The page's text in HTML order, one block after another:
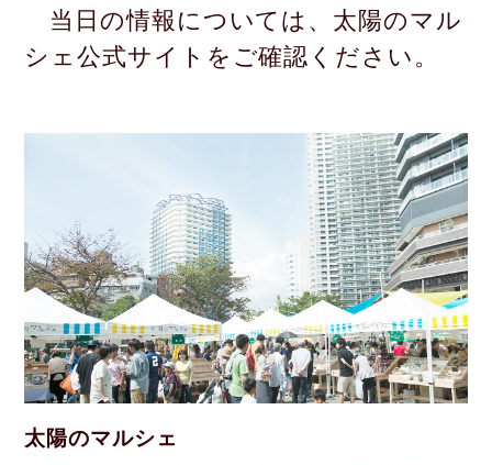
当日の情報については、太陽のマル
シェ公式サイトをご確認ください。
太陽のマルシェ